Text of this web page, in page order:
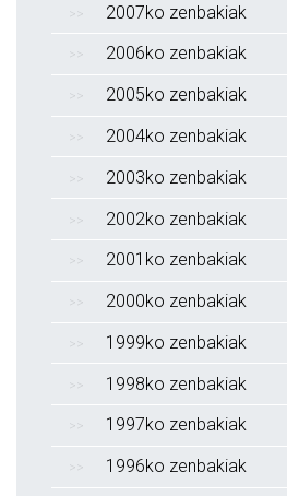
2007ko zenbakiak
2006ko zenbakiak
2005ko zenbakiak
2004ko zenbakiak
2003ko zenbakiak
2002ko zenbakiak
2001ko zenbakiak
2000ko zenbakiak
1999ko zenbakiak
1998ko zenbakiak
1997ko zenbakiak
1996ko zenbakiak